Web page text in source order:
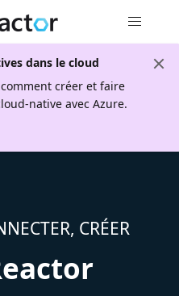
dans le cloud
comment créer et faire
native avec Azure.
CRÉER